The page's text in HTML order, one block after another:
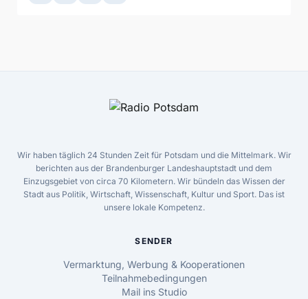
Wir haben täglich 24 Stunden Zeit für Potsdam und die Mittelmark. Wir
berichten aus der Brandenburger Landeshauptstadt und dem
Einzugsgebiet von circa 70 Kilometern. Wir bündeln das Wissen der
Stadt aus Politik, Wirtschaft, Wissenschaft, Kultur und Sport. Das ist
unsere lokale Kompetenz.
SENDER
Vermarktung, Werbung & Kooperationen
Teilnahmebedingungen
Mail ins Studio